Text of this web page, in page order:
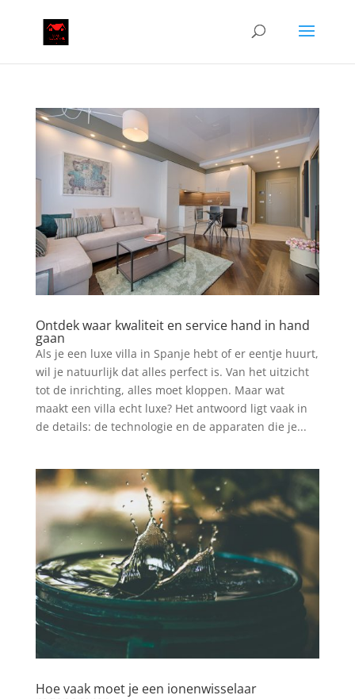
Ontdek waar kwaliteit en service hand in hand
gaan
Als je een luxe villa in Spanje hebt of er eentje huurt,
wil je natuurlijk dat alles perfect is. Van het uitzicht
tot de inrichting, alles moet kloppen. Maar wat
maakt een villa echt luxe? Het antwoord ligt vaak in
de details: de technologie en de apparaten die je...
Hoe vaak moet je een ionenwisselaar